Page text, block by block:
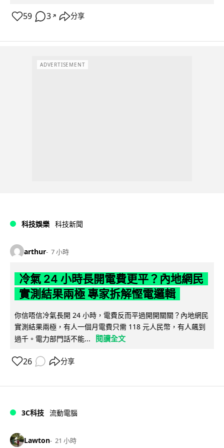
59 3 ↗ 分享
ADVERTISEMENT
科技娛樂 科技新聞
arthur 7 小時
冷氣 24 小時長開電費更平？內地網民
實測結果兩極 專家拆解慳電邏輯
你信唔信冷氣長開 24 小時，電費反而平過開開關關？內地網民
實測結果兩極，有人一個月電費只需 118 元人民幣，有人飆到
過千。電力部門話不能...
閱讀全文
26 分享
3C科技 流動電腦
Lawton 21 小時